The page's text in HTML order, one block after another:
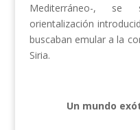
Mediterráneo-,
orientalización
buscaban emular a la
Siria.
Un mundo